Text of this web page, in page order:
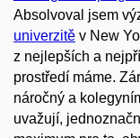
Absolvoval jsem
univerzitě v New
z nejlepších a
prostředí máme.
náročný a
uvažují,